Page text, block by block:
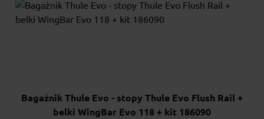
Bagażnik Thule Evo - stopy Thule Evo Flush Rail +
belki WingBar Evo 118 + kit 186090